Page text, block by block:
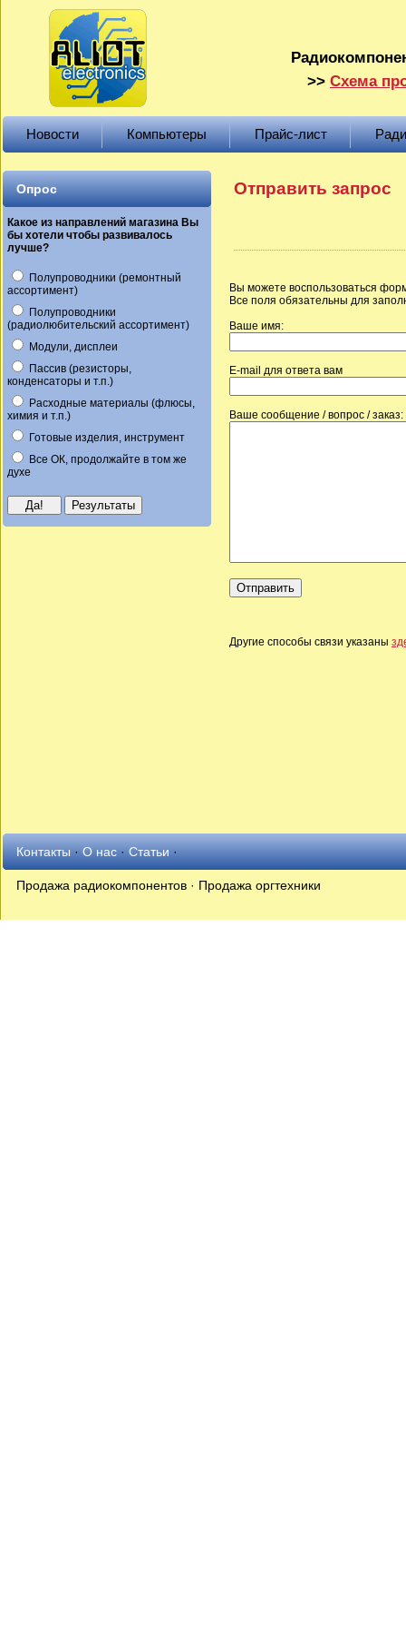
>> Схема
Новости Компьютеры Прайс-лист
Опрос
Какое из направлений магазина Вы
бы хотели чтобы развивалось
лучше?
Полупроводники (ремонтный
ассортимент)
Полупроводники
(радиолюбительский ассортимент)
Модули, дисплеи
Пассив (резисторы,
конденсаторы и т.п.)
Расходные материалы (флюсы,
химия и т.п.)
Готовые изделия, инструмент
Все ОК, продолжайте в том же
духе
Отправить запрос
Вы можете воспользоваться
Все поля обязательны для
Ваше имя:
E-mail для ответа вам
Ваше сообщение / вопрос / заказ:
Другие способы связи указаны
Контакты·О нас·Статьи·
Продажа радиокомпонентов · Продажа оргтехники